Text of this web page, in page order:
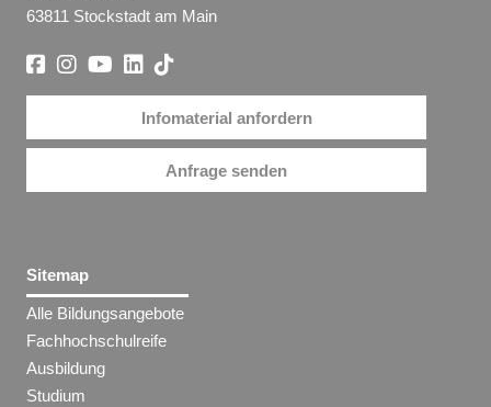
63811 Stockstadt am Main
Infomaterial anfordern
Anfrage senden
Sitemap
Alle Bildungsangebote
Fachhochschulreife
Ausbildung
Studium